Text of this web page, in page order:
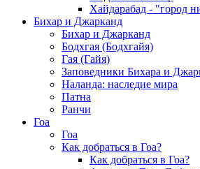
Хайдарабад - "город
Бихар и Джарканд
Бихар и Джарканд
Бодхгая (Бодхгайя)
Гая (Гайя)
Заповедники Бихара и
Наланда: наследие мира
Патна
Ранчи
Гоа
Гоа
Как добраться в Гоа?
Как добраться в Гоа?